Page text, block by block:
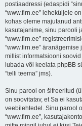
postiaadressi (edaspidi
“www.firn.ee” leheküljele
kohas oleme majutanud
kasutajanime, sinu parooli
“www.firn.ee”
“www.firn.ee”
millist informatsiooni
lubada või keelata phpBB
“telli teema” jms).
Sinu parool on šifreeritud
on soovitatav, et Sa ei
veebilehtedel. Sinu parool
“www.firn.ee”,